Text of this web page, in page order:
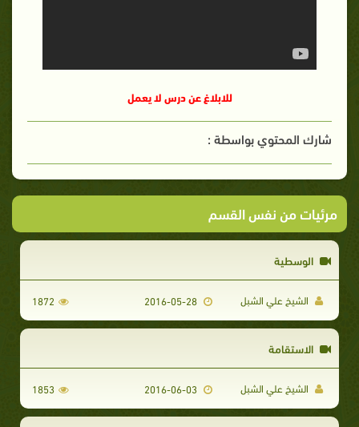
للابلاغ عن درس لا يعمل
شارك المحتوي بواسطة :
مرئيات من نفس القسم
الوسطية
الشيخ علي الشبل 1872
الاستقامة
الشيخ علي الشبل 1853